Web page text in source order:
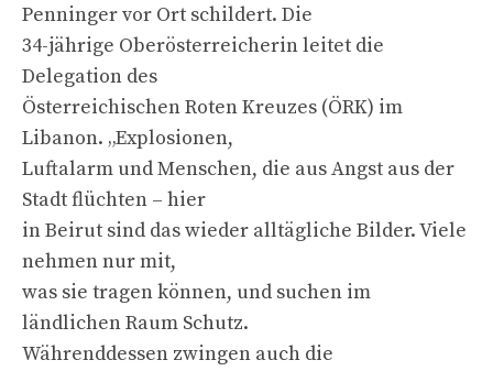
Penninger vor Ort schildert. Die
34-jährige Oberösterreicherin leitet die
Delegation des
Österreichischen Roten Kreuzes (ÖRK) im
Libanon. „Explosionen,
Luftalarm und Menschen, die aus Angst aus der
Stadt flüchten – hier
in Beirut sind das wieder alltägliche Bilder. Viele
nehmen nur mit,
was sie tragen können, und suchen im
ländlichen Raum Schutz.
Währenddessen zwingen auch die